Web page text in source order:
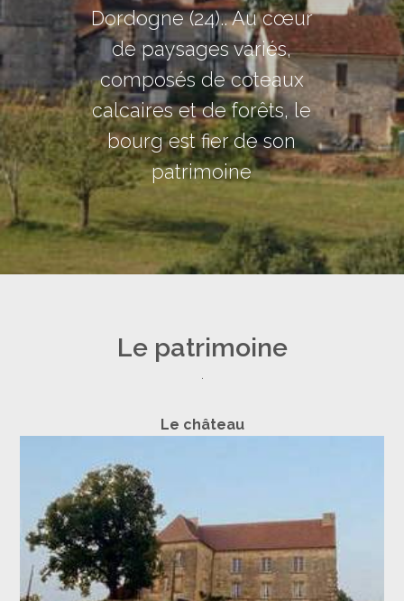
Dordogne (24).. Au cœur
de paysages variés,
composés de coteaux
calcaires et de forêts, le
bourg est fier de son
patrimoine
Le patrimoine
Le château